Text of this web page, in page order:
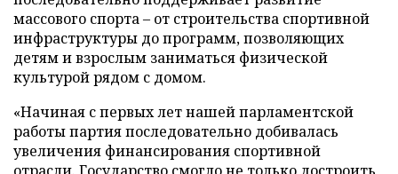
массового спорта – от строительства спортивной
инфраструктуры до программ, позволяющих
детям и взрослым заниматься физической
культурой рядом с домом.
«Начиная с первых лет нашей парламентской
работы партия последовательно добивалась
увеличения финансирования спортивной